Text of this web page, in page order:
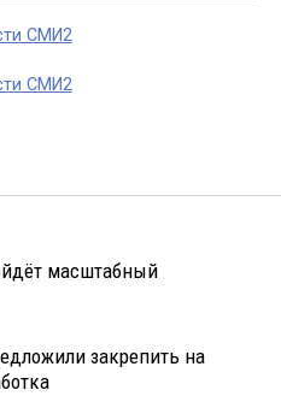
СМИ2
СМИ2
масштабный
закрепить на